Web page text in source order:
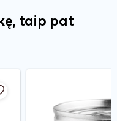
taip pat